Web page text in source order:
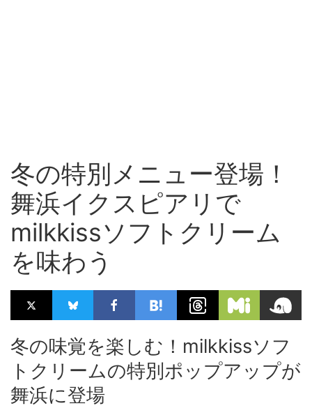
冬の特別メニュー登場！
舞浜イクスピアリで
milkkissソフトクリーム
を味わう
冬の味覚を楽しむ！milkkissソフ
トクリームの特別ポップアップが
舞浜に登場